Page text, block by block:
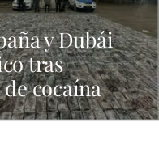
y Dubái
tras
cocaína